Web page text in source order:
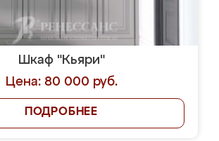
Шкаф "Кьяри"
Цена: 80 000 руб.
ПОДРОБНЕЕ